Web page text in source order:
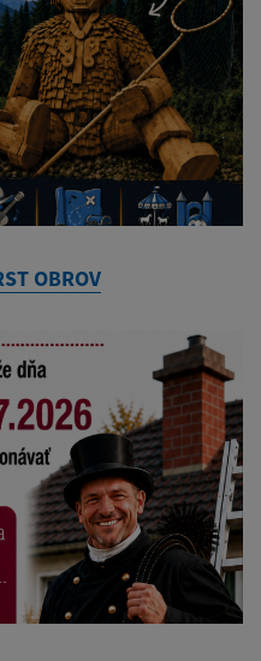
OBROV